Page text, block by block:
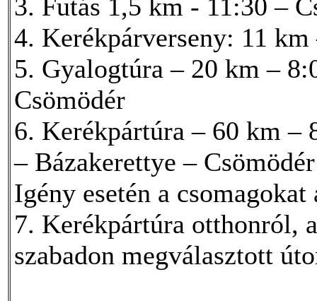
3. Futás 1,5 km - 11:30 –
4. Kerékpárverseny: 11
5. Gyalogtúra – 20 km –
Csömödér
6. Kerékpártúra – 60 km
– Bázakerettye – Csömödér
Igény esetén a
7. Kerékpártúra otthonról,
szabadon megválasztott